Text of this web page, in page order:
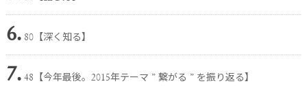
6. 80【深く知る】
7. 48【今年最後。2015年テーマ ” 繋がる ” を振り返る】